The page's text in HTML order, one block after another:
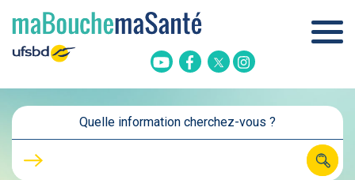
YoutubeFacebook
TwitterInstagram
Quelle information cherchez-vous ?